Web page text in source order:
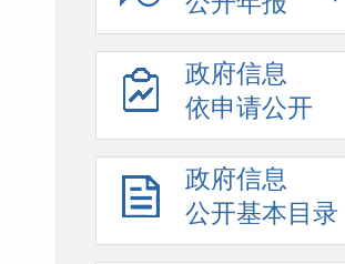
政府信息
依申请公开
政府信息
公开基本目录